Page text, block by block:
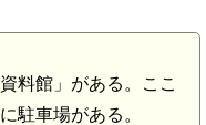
料館」がある。ここ
駐車場がある。